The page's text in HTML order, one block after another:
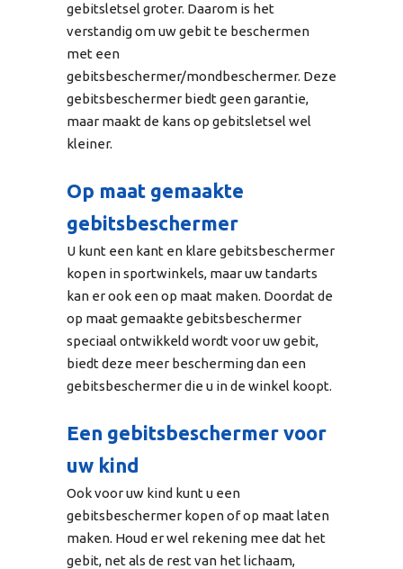
gebitsletsel groter. Daarom is het
verstandig om uw gebit te beschermen
met een
gebitsbeschermer/mondbeschermer. Deze
gebitsbeschermer biedt geen garantie,
maar maakt de kans op gebitsletsel wel
kleiner.
Op maat gemaakte
gebitsbeschermer
U kunt een kant en klare gebitsbeschermer
kopen in sportwinkels, maar uw tandarts
kan er ook een op maat maken. Doordat de
op maat gemaakte gebitsbeschermer
speciaal ontwikkeld wordt voor uw gebit,
biedt deze meer bescherming dan een
gebitsbeschermer die u in de winkel koopt.
Een gebitsbeschermer voor
uw kind
Ook voor uw kind kunt u een
gebitsbeschermer kopen of op maat laten
maken. Houd er wel rekening mee dat het
gebit, net als de rest van het lichaam,